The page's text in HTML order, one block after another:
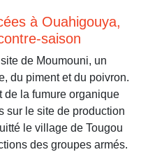
à Ouahigouya,
saison
de Moumouni, un
du piment et du poivron.
de la fumure organique
sur le site de production
le village de Tougou
des groupes armés.